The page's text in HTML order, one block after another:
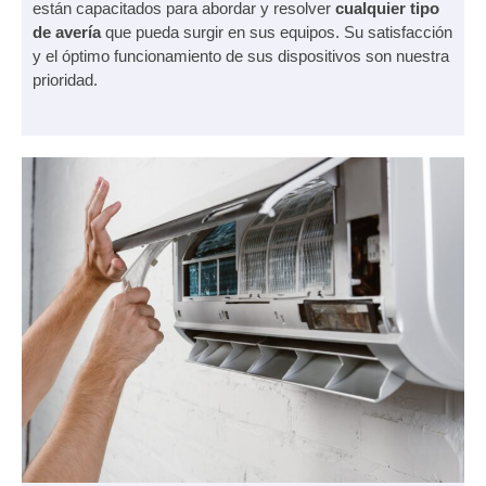
están capacitados para abordar y resolver cualquier tipo
de averíaque pueda surgir en sus equipos. Su satisfacción
y el óptimo funcionamiento de sus dispositivos son nuestra
prioridad.